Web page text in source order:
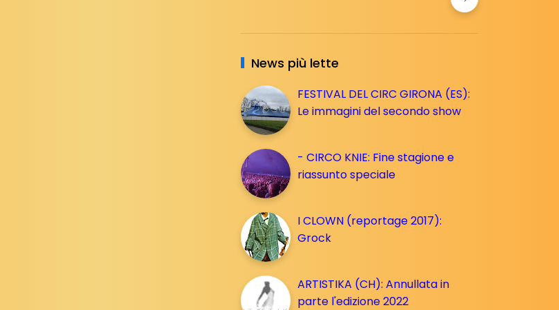
News più lette
FESTIVAL DEL CIRC GIRONA (ES):
Le immagini del secondo show
- CIRCO KNIE: Fine stagione e
riassunto speciale
I CLOWN (reportage 2017):
Grock
ARTISTIKA (CH): Annullata in
parte l'edizione 2022